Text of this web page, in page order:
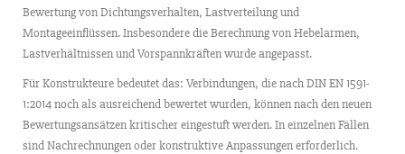
Bewertung von Dichtungsverhalten, Lastverteilung und
Montageeinflüssen. Insbesondere die Berechnung von Hebelarmen,
Lastverhältnissen und Vorspannkräften wurde angepasst.
Für Konstrukteure bedeutet das: Verbindungen, die nach DIN EN 1591-
1:2014 noch als ausreichend bewertet wurden, können nach den neuen
Bewertungsansätzen kritischer eingestuft werden. In einzelnen Fällen
sind Nachrechnungen oder konstruktive Anpassungen erforderlich.